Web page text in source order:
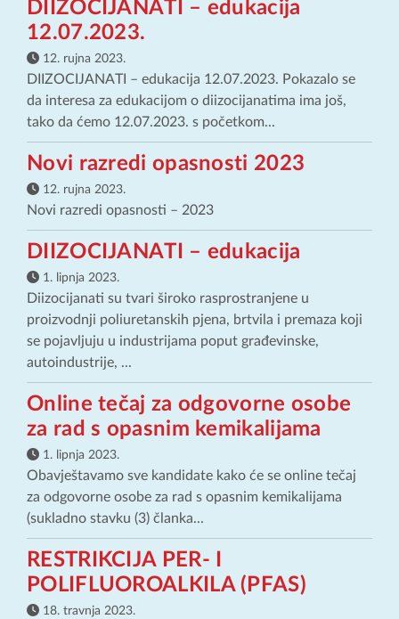
DIIZOCIJANATI – edukacija
12.07.2023.
12. rujna 2023.
DIIZOCIJANATI – edukacija 12.07.2023. Pokazalo se
da interesa za edukacijom o diizocijanatima ima još,
tako da ćemo 12.07.2023. s početkom...
Novi razredi opasnosti 2023
12. rujna 2023.
Novi razredi opasnosti – 2023
DIIZOCIJANATI – edukacija
1. lipnja 2023.
Diizocijanati su tvari široko rasprostranjene u
proizvodnji poliuretanskih pjena, brtvila i premaza koji
se pojavljuju u industrijama poput građevinske,
autoindustrije, ...
Online tečaj za odgovorne osobe
za rad s opasnim kemikalijama
1. lipnja 2023.
Obavještavamo sve kandidate kako će se online tečaj
za odgovorne osobe za rad s opasnim kemikalijama
(sukladno stavku (3) članka...
RESTRIKCIJA PER- I
POLIFLUOROALKILA (PFAS)
18. travnja 2023.